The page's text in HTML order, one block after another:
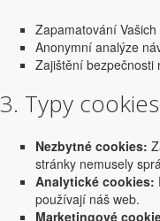
Zapamatování
Anonymní analýze
Zajištění bezpečnosti
3. Typy
Nezbytné cookies:
stránky nemusely
Analytické cookies:
používají náš web.
Marketingové